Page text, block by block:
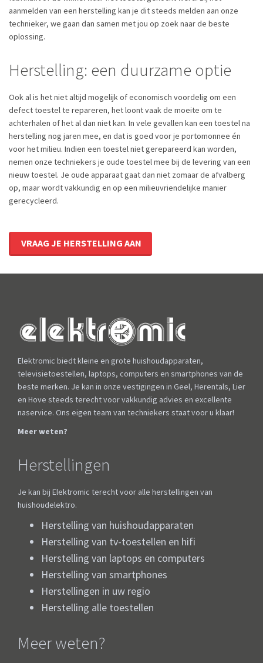
aanmelden van een herstelling kan je dit steeds melden aan onze
technieker, we gaan dan samen met jou op zoek naar de beste
oplossing.
Herstelling: een duurzame optie
Ook al is het niet altijd mogelijk of economisch voordelig om een
defect toestel te repareren, het loont vaak de moeite om te
achterhalen of het al dan niet kan. In vele gevallen kan een toestel na
herstelling nog jaren mee, en dat is goed voor je portomonnee én
voor het milieu. Indien een toestel niet gerepareerd kan worden,
nemen onze techniekers je oude toestel mee bij de levering van een
nieuw toestel. Je oude apparaat gaat dan niet zomaar de afvalberg
op, maar wordt vakkundig en op een milieuvriendelijke manier
gerecycleerd.
VRAAG JE HERSTELLING AAN
Elektromic biedt kleine en grote huishoudapparaten,
televisietoestellen, laptops, computers en smartphones van de
beste merken. Je kan in onze vestigingen in Geel, Herentals, Lier
en Hove steeds terecht voor vakkundig advies en excellente
naservice. Ons eigen team van techniekers staat voor u klaar!
Meer weten?
Herstellingen
Je kan bij Elektromic terecht voor alle herstellingen van
huishoudelektro.
Herstelling van huishoudapparaten
Herstelling van tv-toestellen en hifi
Herstelling van laptops en computers
Herstelling van smartphones
Herstellingen in uw regio
Herstelling alle toestellen
Meer weten?